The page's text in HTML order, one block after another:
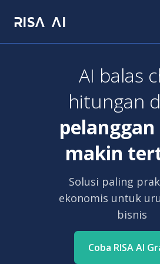
RISA AI
RISA AI
AI balas
hitungan
makin
Solusi paling
ekonomis untuk
bisnis
Coba RISA AI